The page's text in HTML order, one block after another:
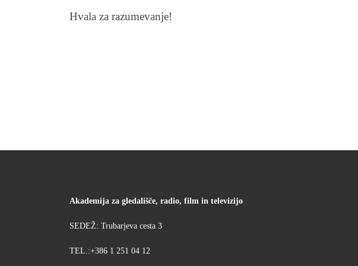
Hvala za razumevanje!
Akademija za gledališče, radio, film in televizijo
SEDEŽ: Trubarjeva cesta 3
TEL.:+386 1 251 04 12